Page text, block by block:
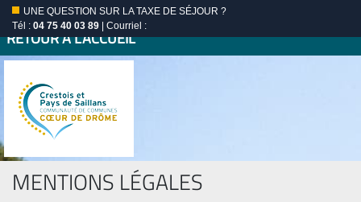
UNE QUESTION SUR LA TAXE DE SÉJOUR ?
Tél : 04 75 40 03 89 | Courriel :
RETOUR À L'ACCUEIL
MENTIONS LÉGALES